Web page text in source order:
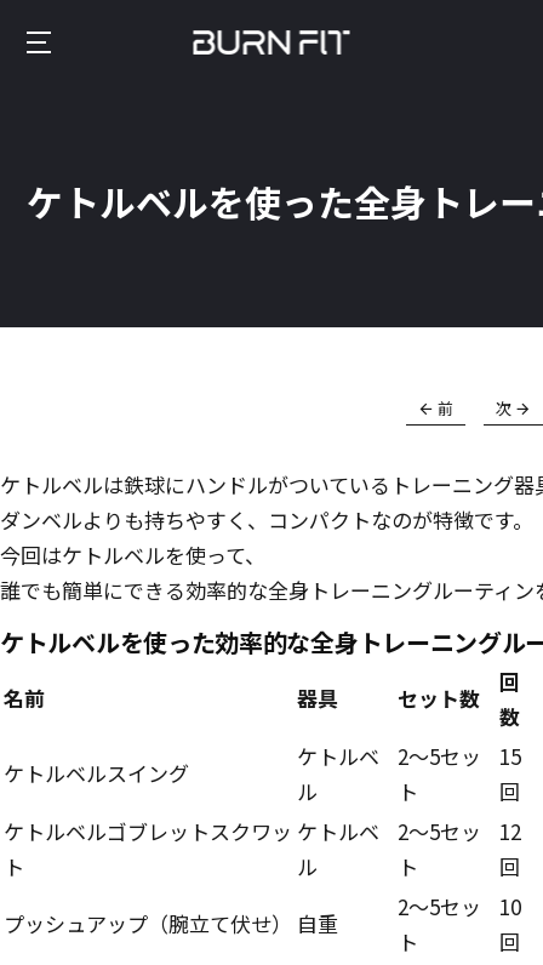
ケトルベルを使った全身トレ
前 次
ケトルベルは鉄球にハンドルがついているトレーニング器
ダンベルよりも持ちやすく、コンパクトなのが特徴です。
今回はケトルベルを使って、
誰でも簡単にできる効率的な全身トレーニングルーティン
ケトルベルを使った効率的な全身トレーニングル
名前 器具 セット数
回
数
ケトルベルスイング
ケトルベ
ル
2〜5セッ
ト
15
回
ケトルベルゴブレットスクワッ
ト
ケトルベ
ル
2〜5セッ
ト
12
回
プッシュアップ（腕立て伏せ）
自重
2〜5セッ
ト
10
回